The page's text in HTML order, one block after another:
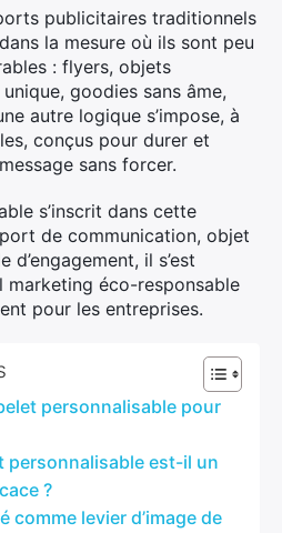
publicitaires traditionnels
la mesure où ils sont peu
: flyers, objets
goodies sans âme,
autre logique s’impose, à
conçus pour durer et
sans forcer.
s’inscrit dans cette
de communication, objet
il s’est
marketing éco-responsable
pour les entreprises.
personnalisable pour
personnalisable est-il un
?
comme levier d’image de